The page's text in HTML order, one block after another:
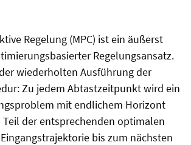
Regelung (MPC) ist ein äußerst
Regelungsansatz.
wiederholten Ausführung der
Zu jedem Abtastzeitpunkt wird ein
mit endlichem Horizont
Teil der entsprechenden optimalen
bis zum nächsten